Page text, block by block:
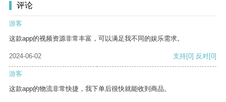
评论
游客
这款app的视频资源非常丰富，可以满足我不同的娱乐需求。
2024-06-02 支持[0] 反对[0]
游客
这款app的物流非常快捷，我下单后很快就能收到商品。